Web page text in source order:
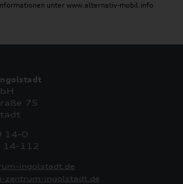
unter www.alternativ-mobil.info
75
14-0
14-112
ingolstadt.de
zentrum-ingolstadt.de